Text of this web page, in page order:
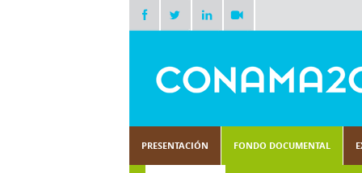
PRESENTACIÓN FONDO DOCUMENTAL